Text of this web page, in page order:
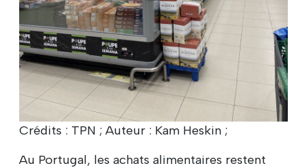
Crédits : TPN ; Auteur : Kam Heskin ;
Au Portugal, les achats alimentaires restent